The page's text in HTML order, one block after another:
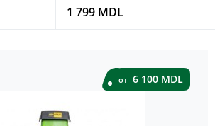
1 799 MDL
от 6 100 MDL